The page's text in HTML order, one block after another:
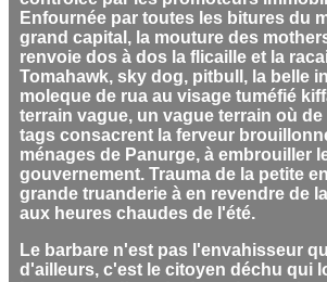
Enfournée par toutes les bitures du
grand capital, la mouture des
renvoie dos à dos la flicaille et la
Tomahawk, sky dog, pitbull, la belle
moleque de rua au visage tuméfié
terrain vague, un vague terrain où
tags consacrent la ferveur
ménages de Panurge, à embrouiller
gouvernement. Trauma de la petite
grande truanderie à en revendre de
aux heures chaudes de l'été.
Le barbare n'est pas l'envahisseur
d'ailleurs, c'est le citoyen déchu qui